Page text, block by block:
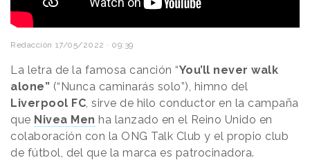
Redacción 17/05/2022 · 09:39
La letra de la famosa canción “You’ll never walk
alone” (“Nunca caminarás solo”), himno del
Liverpool FC, sirve de hilo conductor en la campaña
que Nivea Men ha lanzado en el Reino Unido en
colaboración con la ONG Talk Club y el propio club
de fútbol, del que la marca es patrocinadora.